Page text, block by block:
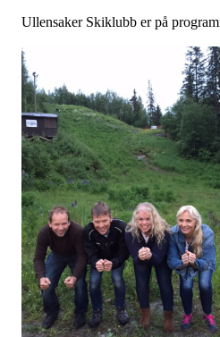
Ullensaker Skiklubb er på